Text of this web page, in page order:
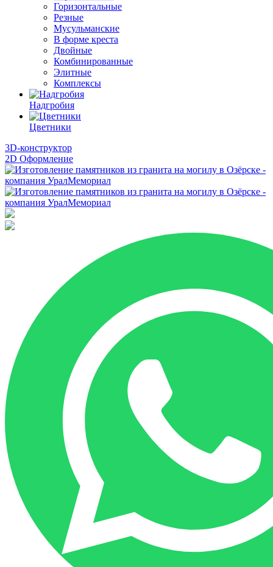
Горизонтальные
Резные
Мусульманские
В форме креста
Двойные
Комбинированные
Элитные
Комплексы
Надгробия
Цветники
3D-конструктор
2D Оформление